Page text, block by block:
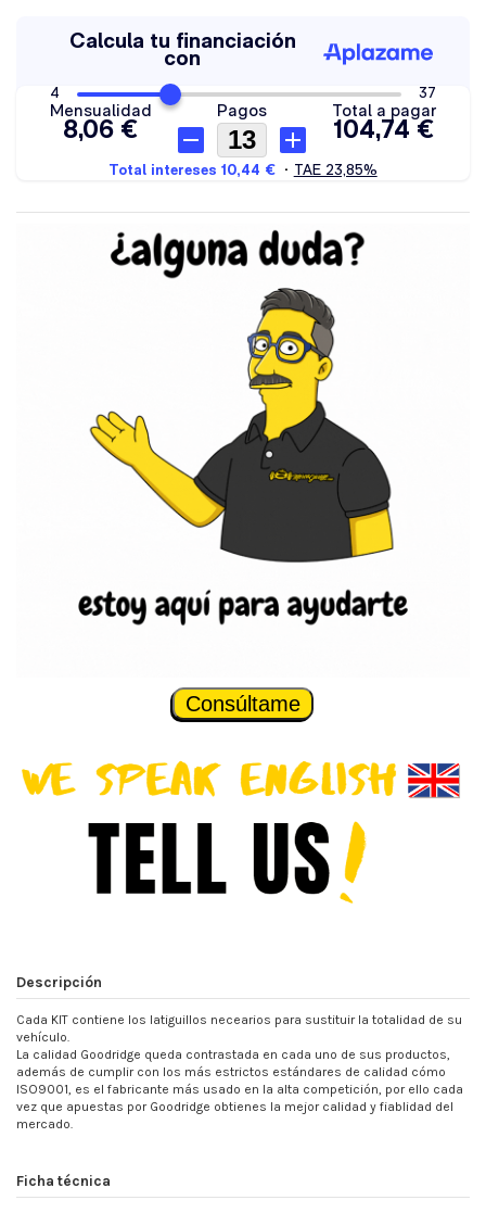
Consúltame
Descripción
Cada KIT contiene los latiguillos necearios para sustituir la totalidad de su
vehículo.
La calidad Goodridge queda contrastada en cada uno de sus productos,
además de cumplir con los más estrictos estándares de calidad cómo
ISO9001, es el fabricante más usado en la alta competición, por ello cada
vez que apuestas por Goodridge obtienes la mejor calidad y fiablidad del
mercado.
Ficha técnica